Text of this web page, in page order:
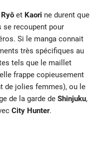
Ryô et Kaori ne durent que
se recoupent pour
Si le manga connait
très spécifiques au
tels que le maillet
frappe copieusement
de jolies femmes), ou le
de la garde de Shinjuku,
City Hunter.